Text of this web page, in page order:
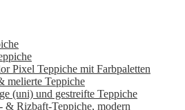
Pixel Teppiche mit Farbpaletten
melierte Teppiche
(uni) und gestreifte Teppiche
& Rizbaft-Teppiche, modern